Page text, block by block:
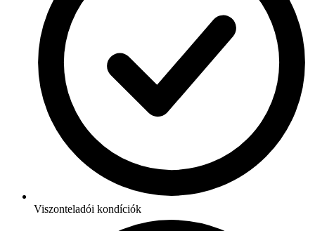
Viszonteladói kondíciók